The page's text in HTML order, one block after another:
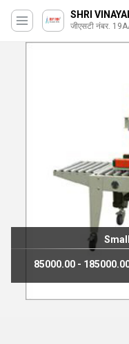
SHRI
जीएसटी नंबर.
85000.00 -